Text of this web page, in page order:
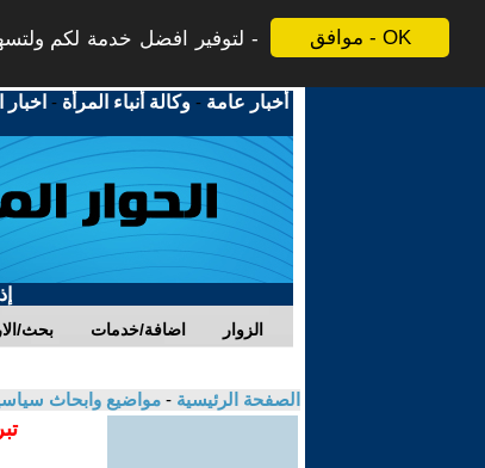
موافق - OK
لتوفير افضل خدمة لكم
أخبار عامة -وكالة أنباء المرأة -
بحث/ اضافة/خدمات الزوار
الصفحة الرئيسية - مواضيع وابحاث